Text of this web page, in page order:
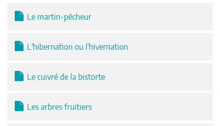
Le martin-pêcheur
L'hibernation ou l'hivernation
Le cuivré de la bistorte
Les arbres fruitiers